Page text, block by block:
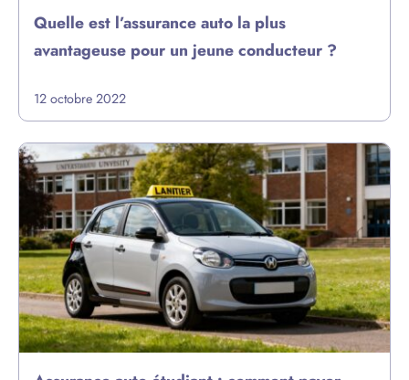
Quelle est l’assurance auto la plus
avantageuse pour un jeune conducteur ?
12 octobre 2022